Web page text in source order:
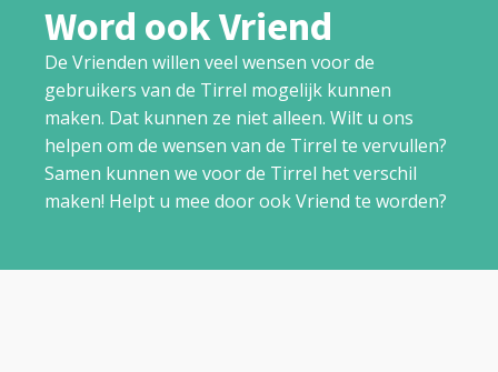
Word ook Vriend
De Vrienden willen veel wensen voor de
gebruikers van de Tirrel mogelijk kunnen
maken. Dat kunnen ze niet alleen. Wilt u ons
helpen om de wensen van de Tirrel te vervullen?
Samen kunnen we voor de Tirrel het verschil
maken! Helpt u mee door ook Vriend te worden?